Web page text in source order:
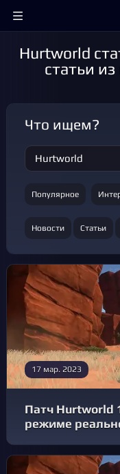
Hurtworld
статьи
Что ищем?
Популярное
Новости Статьи
17 мар. 2023
Патч Hurtworld
режиме